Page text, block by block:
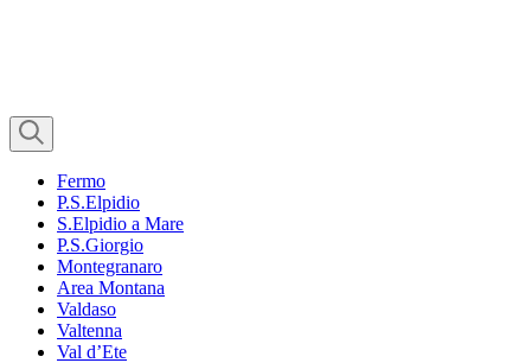
Fermo
P.S.Elpidio
S.Elpidio a Mare
P.S.Giorgio
Montegranaro
Area Montana
Valdaso
Valtenna
Val d’Ete